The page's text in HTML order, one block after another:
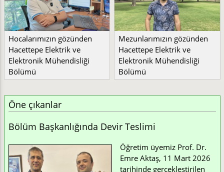
Hocalarımızın gözünden
Hacettepe Elektrik ve
Elektronik Mühendisliği
Bölümü
Mezunlarımızın gözünden
Hacettepe Elektrik ve
Elektronik Mühendisliği
Bölümü
Öne çıkanlar
Bölüm Başkanlığında Devir Teslimi
Öğretim üyemiz Prof. Dr.
Emre Aktaş, 11 Mart 2026
tarihinde gerçekleştirilen